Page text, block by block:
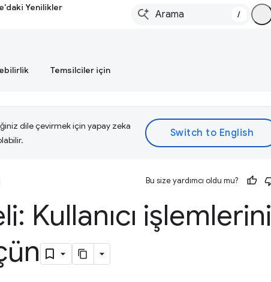
Yenilikler
/
Temsilciler için
dile çevirmek için yapay zeka
Bu size yardımcı oldu mu?
Kullanıcı işlemlerini